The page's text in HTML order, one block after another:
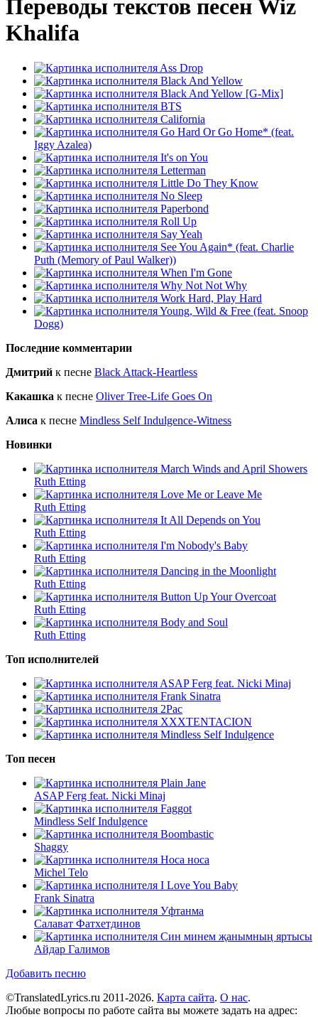
Переводы текстов песен Wiz
Khalifa
Ass Drop
Black And Yellow
Black And Yellow [G-Mix]
BTS
California
Go Hard Or Go Home* (feat.
Iggy Azalea)
It's on You
Letterman
Little Do They Know
No Sleep
Paperbond
Roll Up
Say Yeah
See You Again* (feat. Charlie
Puth (Memory of Paul Walker))
When I'm Gone
Why Not Not Why
Work Hard, Play Hard
Young, Wild & Free (feat. Snoop
Dogg)
Последние комментарии
Дмитрий к песне Black Attack-Heartless
Какашка к песне Oliver Tree-Life Goes On
Алиса к песне Mindless Self Indulgence-Witness
Новинки
March Winds and April Showers
Ruth Etting
Love Me or Leave Me
Ruth Etting
It All Depends on You
Ruth Etting
I'm Nobody's Baby
Ruth Etting
Dancing in the Moonlight
Ruth Etting
Button Up Your Overcoat
Ruth Etting
Body and Soul
Ruth Etting
Топ исполнителей
ASAP Ferg feat. Nicki Minaj
Frank Sinatra
2Pac
XXXTENTACION
Mindless Self Indulgence
Топ песен
Plain Jane
ASAP Ferg feat. Nicki Minaj
Faggot
Mindless Self Indulgence
Boombastic
Shaggy
Носа носа
Michel Telo
I Love You Baby
Frank Sinatra
Уфтанма
Салават Фатхетдинов
Син минем җанымның яртысы
Айдар Галимов
Добавить песню
©TranslatedLyrics.ru 2011-2026. Карта сайта. О нас.
Любые вопросы по работе сайта вы можете задать на адрес: